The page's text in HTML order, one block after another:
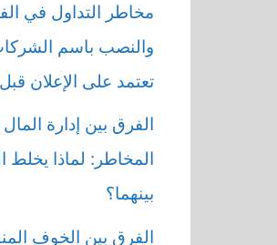
مخاطر التداول في
والنصب باسم
تعتمد على الإعلان
الفرق بين إدارة المال
المخاطر: لماذا يخلط
بينهما؟
الفرق بين الخوف